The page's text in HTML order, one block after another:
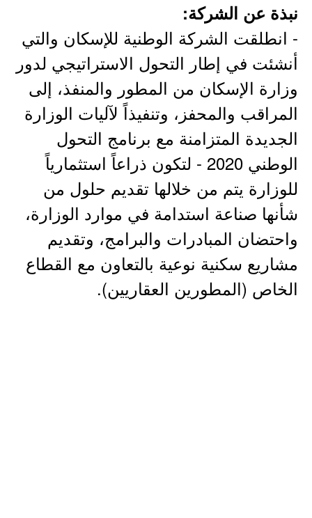
نبذة عن الشركة:
- انطلقت الشركة الوطنية للإسكان والتي
أنشئت في إطار التحول الاستراتيجي لدور
وزارة الإسكان من المطور والمنفذ، إلى
المراقب والمحفز، وتنفيذاً لآليات الوزارة
الجديدة المتزامنة مع برنامج التحول
الوطني 2020 - لتكون ذراعاً استثمارياً
للوزارة يتم من خلالها تقديم حلول من
شأنها صناعة استدامة في موارد الوزارة،
واحتضان المبادرات والبرامج، وتقديم
مشاريع سكنية نوعية بالتعاون مع القطاع
الخاص (المطورين العقاريين).